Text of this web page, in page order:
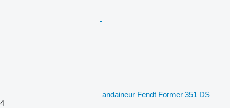
andaineur Fendt Former 351 DS
4